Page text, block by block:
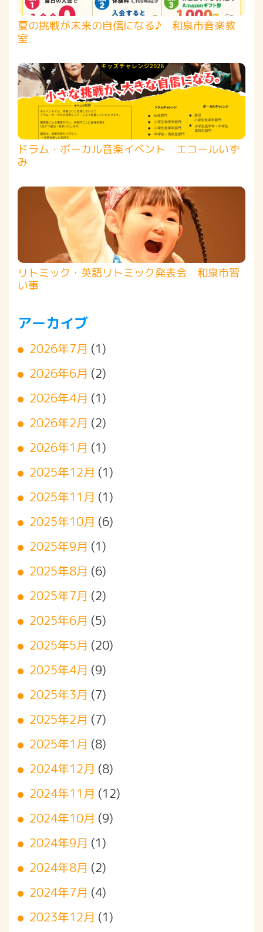
夏の挑戦が未来の自信になる♪ 和泉市音楽教
室
ドラム・ボーカル音楽イベント エコールいず
み
リトミック・英語リトミック発表会 和泉市習
い事
アーカイブ
2026年7月 (1)
2026年6月 (2)
2026年4月 (1)
2026年2月 (2)
2026年1月 (1)
2025年12月 (1)
2025年11月 (1)
2025年10月 (6)
2025年9月 (1)
2025年8月 (6)
2025年7月 (2)
2025年6月 (5)
2025年5月 (20)
2025年4月 (9)
2025年3月 (7)
2025年2月 (7)
2025年1月 (8)
2024年12月 (8)
2024年11月 (12)
2024年10月 (9)
2024年9月 (1)
2024年8月 (2)
2024年7月 (4)
2023年12月 (1)